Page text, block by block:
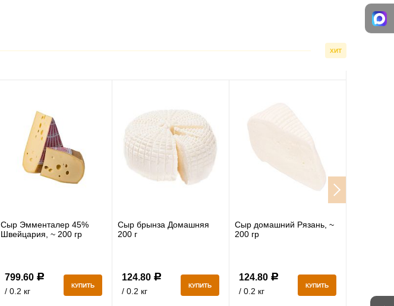
ХИТ
Сыр Эмменталер 45%
Швейцария, ~ 200 гр
799.60 Р
/ 0.2 кг
КУПИТЬ
Сыр брынза Домашняя
200 г
124.80 Р
/ 0.2 кг
КУПИТЬ
Сыр домашний Рязань, ~
200 гр
124.80 Р
/ 0.2 кг
КУПИТЬ